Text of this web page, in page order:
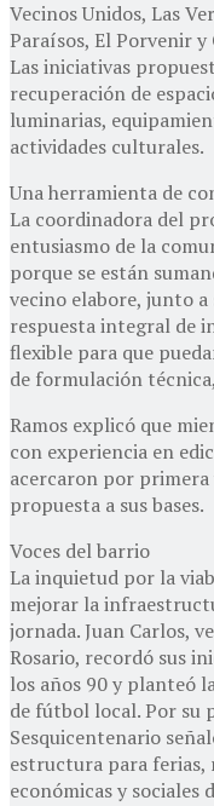
Vecinos Unidos, Las
Paraísos, El Porvenir
Las iniciativas
recuperación de
luminarias,
actividades culturales.
Una herramienta de
La coordinadora del
entusiasmo de la
porque se están
vecino elabore, junto
respuesta integral de
flexible para que
de formulación
Ramos explicó que
con experiencia en
acercaron por
propuesta a sus bases.
Voces del barrio
La inquietud por la
mejorar la
jornada. Juan Carlos,
Rosario, recordó sus
los años 90 y planteó
de fútbol local. Por su
Sesquicentenario
estructura para ferias,
económicas y sociales